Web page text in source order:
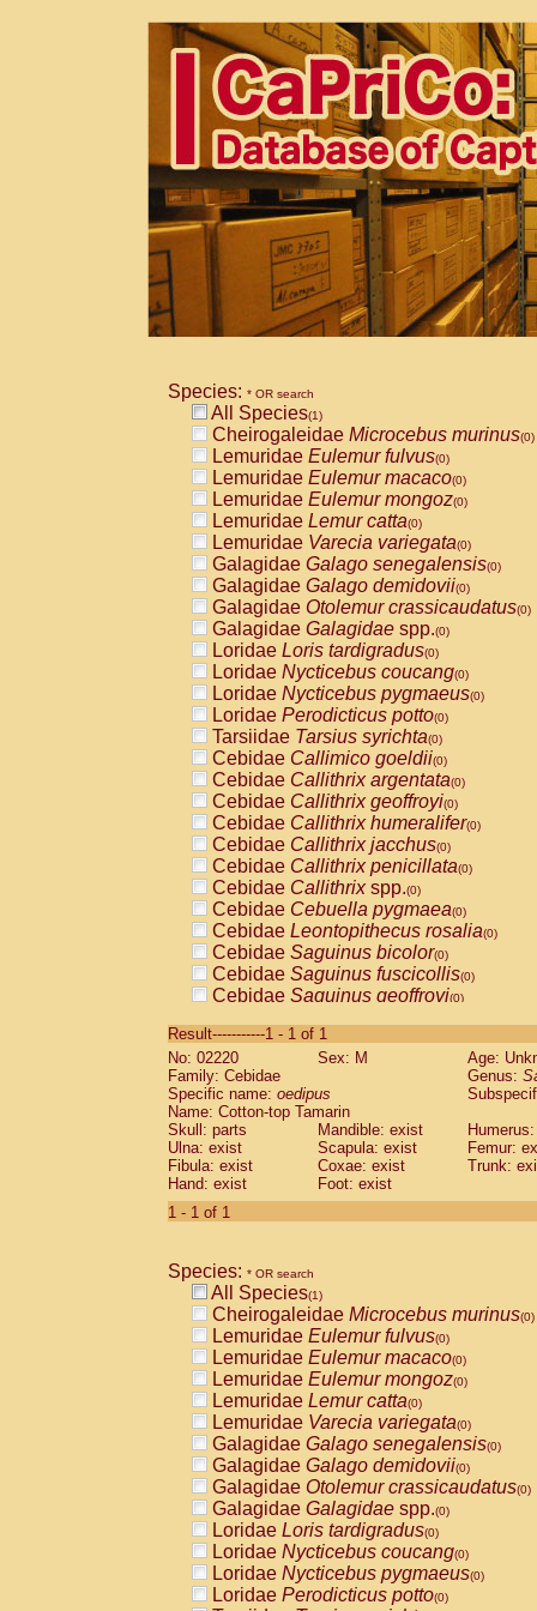
Species: * OR search
All Species(1)
Cheirogaleidae Microcebus murinus(0)
Lemuridae Eulemur fulvus(0)
Lemuridae Eulemur macaco(0)
Lemuridae Eulemur mongoz(0)
Lemuridae Lemur catta(0)
Lemuridae Varecia variegata(0)
Galagidae Galago senegalensis(0)
Galagidae Galago demidovii(0)
Galagidae Otolemur crassicaudatus(0)
Galagidae Galagidae spp.(0)
Loridae Loris tardigradus(0)
Loridae Nycticebus coucang(0)
Loridae Nycticebus pygmaeus(0)
Loridae Perodicticus potto(0)
Tarsiidae Tarsius syrichta(0)
Cebidae Callimico goeldii(0)
Cebidae Callithrix argentata(0)
Cebidae Callithrix geoffroyi(0)
Cebidae Callithrix humeralifer(0)
Cebidae Callithrix jacchus(0)
Cebidae Callithrix penicillata(0)
Cebidae Callithrixspp.(0)
Cebidae Cebuella pygmaea(0)
Cebidae Leontopithecus rosalia(0)
Cebidae Saguinus bicolor(0)
Cebidae Saguinus fuscicollis(0)
Cebidae Saguinus geoffroyi(0)
CebidaeSaguinus labiatus(0)
Cebidae Saguinus leucopus (0)
Cebidae
CebidaeSaguinus mystax
Cebidae Saguinus nigricollis (0)
Cebidae Saguinus oedipus
Cebidae Saguinus weddelli
Cebidae Saguinusspp.
Cebidae
CebidaeCebus capucinus
CebidaeCebus nigrivittatus
CebidaeCebus spp.(0)
CebidaeSaimiri boliviensis(0)
CebidaeSaimiri sciureus(0)
AtelidaeAlouatta caraya(0)
AtelidaeAlouatta fusca(0)
AtelidaeAlouatta seniculus(0)
AtelidaeAlouattaspp.(0)
AtelidaeAteles belzebuth(0)
AtelidaeAteles geoffroyi(0)
AtelidaeAteles paniscus(0)
AtelidaeAtelesspp.(0)
AtelidaeLagothrix lagothricha(0)
AtelidaeLagothrix lagothricha cana
PitheciidaeCacajao calvus
Result-----------1 - 1 of 1
No: 02220
Sex: M
Age:
Family: Cebidae
Genus:
Specific name: oedipus
Name: Cotton-top Tamarin
Skull: parts
Mandible: exist
Ulna: exist
Scapula: exist
Femur:
Fibula: exist
Coxae: exist
Trunk:
Hand: exist
Foot: exist
1 - 1 of 1
Species: * OR search
All Species(1)
Cheirogaleidae Microcebus murinus(0)
Lemuridae Eulemur fulvus(0)
Lemuridae Eulemur macaco(0)
Lemuridae Eulemur mongoz(0)
Lemuridae Lemur catta(0)
Lemuridae Varecia variegata(0)
Galagidae Galago senegalensis(0)
Galagidae Galago demidovii(0)
Galagidae Otolemur crassicaudatus(0)
Galagidae Galagidae spp.(0)
Loridae Loris tardigradus(0)
Loridae Nycticebus coucang(0)
Loridae Nycticebus pygmaeus(0)
Loridae Perodicticus potto(0)